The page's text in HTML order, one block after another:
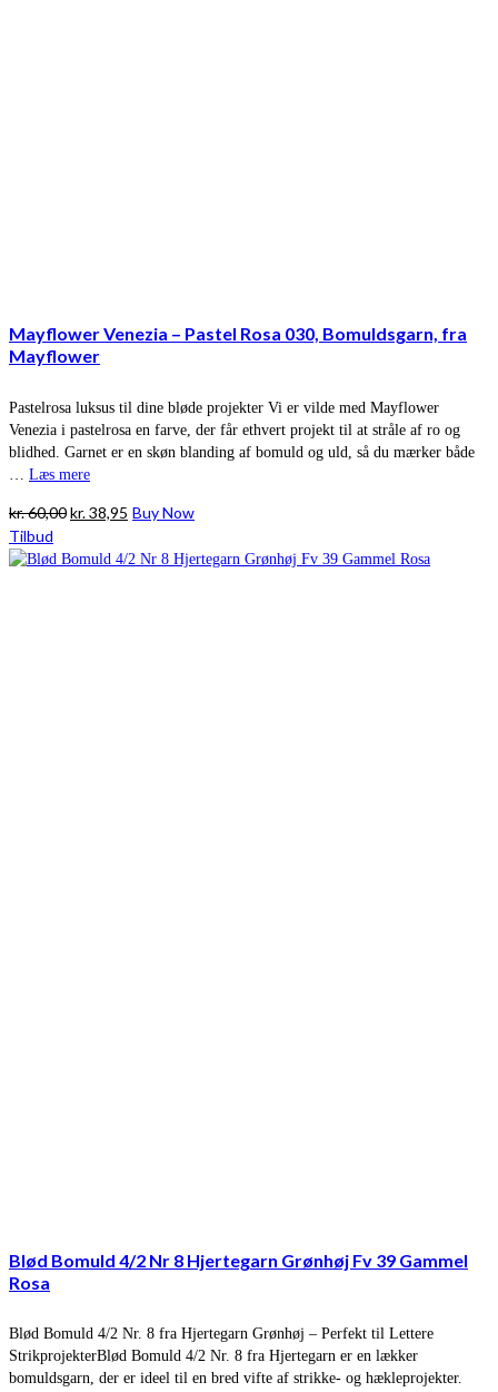
Mayflower Venezia – Pastel Rosa 030, Bomuldsgarn, fra
Mayflower
Pastelrosa luksus til dine bløde projekter Vi er vilde med Mayflower
Venezia i pastelrosa en farve, der får ethvert projekt til at stråle af ro og
blidhed. Garnet er en skøn blanding af bomuld og uld, så du mærker både
Læs mere
kr.60,00Den
pris
kr.38,95 Den
pris
Buy Now
Tilbud
Blød Bomuld 4/2 Nr 8 Hjertegarn Grønhøj Fv 39 Gammel
Rosa
Blød Bomuld 4/2 Nr. 8 fra Hjertegarn Grønhøj – Perfekt til Lettere
StrikprojekterBlød Bomuld 4/2 Nr. 8 fra Hjertegarn er en lækker
bomuldsgarn, der er ideel til en bred vifte af strikke- og hækleprojekter.